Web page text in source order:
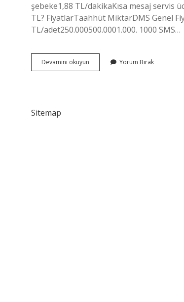
şebeke1,88 TL/dakikaKısa mesaj servis
TL? FiyatlarTaahhüt MiktarDMS Genel
TL/adet250.000500.0001.000. 1000 SMS…
Devamını okuyun
Sms
Yorum Bırak
Sitemap